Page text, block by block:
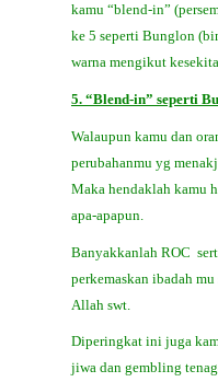
kamu “blend-in”
ke 5 seperti Bunglon
warna mengikut
5. “Blend-in” seperti
Walaupun kamu dan
perubahanmu yg
Maka hendaklah kamu
apa-apapun.
Banyakkanlah ROC
perkemaskan ibadah
Allah swt.
Diperingkat ini juga
jiwa dan gembling